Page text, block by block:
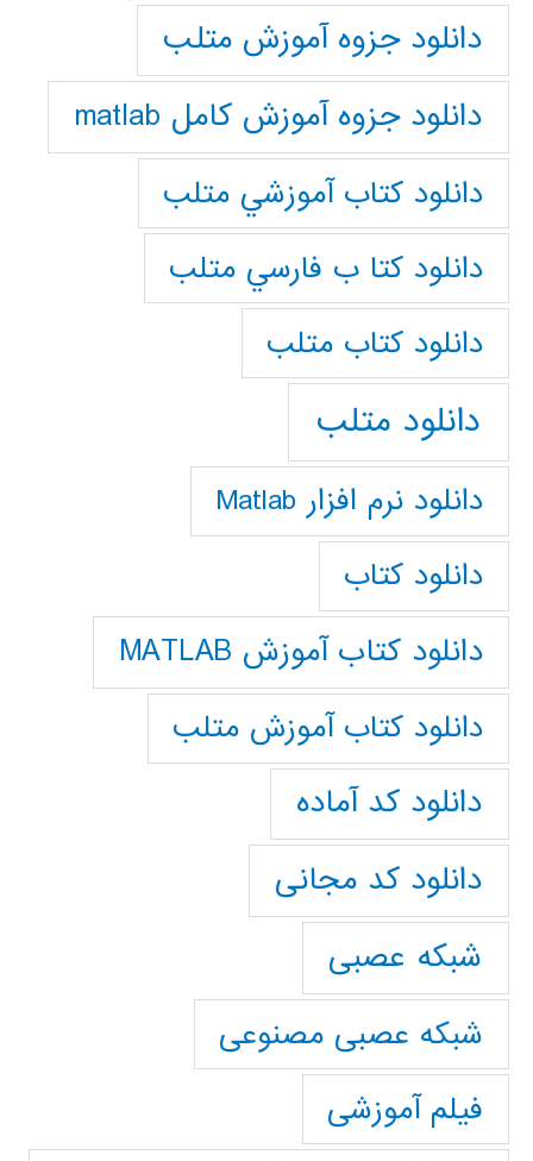
دانلود جزوه آموزش متلب
دانلود جزوه آموزش کامل matlab
دانلود كتاب آموزشي متلب
دانلود كتا ب فارسي متلب
دانلود كتاب متلب
دانلود متلب
دانلود نرم افزار Matlab
دانلود کتاب
دانلود کتاب آموزش MATLAB
دانلود کتاب آموزش متلب
دانلود کد آماده
دانلود کد مجانی
شبکه عصبی
شبکه عصبی مصنوعی
فیلم آموزشی